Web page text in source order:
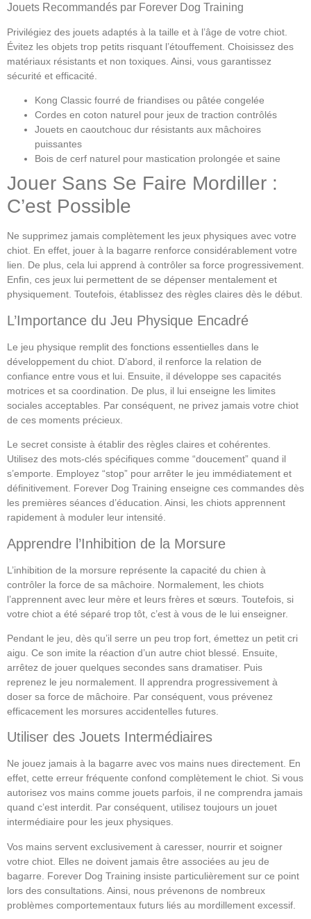
Jouets Recommandés par Forever Dog Training
Privilégiez des jouets adaptés à la taille et à l’âge de votre chiot.
Évitez les objets trop petits risquant l’étouffement. Choisissez des
matériaux résistants et non toxiques. Ainsi, vous garantissez
sécurité et efficacité.
Kong Classic fourré de friandises ou pâtée congelée
Cordes en coton naturel pour jeux de traction contrôlés
Jouets en caoutchouc dur résistants aux mâchoires
puissantes
Bois de cerf naturel pour mastication prolongée et saine
Jouer Sans Se Faire Mordiller :
C’est Possible
Ne supprimez jamais complètement les jeux physiques avec votre
chiot. En effet, jouer à la bagarre renforce considérablement votre
lien. De plus, cela lui apprend à contrôler sa force progressivement.
Enfin, ces jeux lui permettent de se dépenser mentalement et
physiquement. Toutefois, établissez des règles claires dès le début.
L’Importance du Jeu Physique Encadré
Le jeu physique remplit des fonctions essentielles dans le
développement du chiot. D’abord, il renforce la relation de
confiance entre vous et lui. Ensuite, il développe ses capacités
motrices et sa coordination. De plus, il lui enseigne les limites
sociales acceptables. Par conséquent, ne privez jamais votre chiot
de ces moments précieux.
Le secret consiste à établir des règles claires et cohérentes.
Utilisez des mots-clés spécifiques comme “doucement” quand il
s’emporte. Employez “stop” pour arrêter le jeu immédiatement et
définitivement. Forever Dog Training enseigne ces commandes dès
les premières séances d’éducation. Ainsi, les chiots apprennent
rapidement à moduler leur intensité.
Apprendre l’Inhibition de la Morsure
L’inhibition de la morsure représente la capacité du chien à
contrôler la force de sa mâchoire. Normalement, les chiots
l’apprennent avec leur mère et leurs frères et sœurs. Toutefois, si
votre chiot a été séparé trop tôt, c’est à vous de le lui enseigner.
Pendant le jeu, dès qu’il serre un peu trop fort, émettez un petit cri
aigu. Ce son imite la réaction d’un autre chiot blessé. Ensuite,
arrêtez de jouer quelques secondes sans dramatiser. Puis
reprenez le jeu normalement. Il apprendra progressivement à
doser sa force de mâchoire. Par conséquent, vous prévenez
efficacement les morsures accidentelles futures.
Utiliser des Jouets Intermédiaires
Ne jouez jamais à la bagarre avec vos mains nues directement. En
effet, cette erreur fréquente confond complètement le chiot. Si vous
autorisez vos mains comme jouets parfois, il ne comprendra jamais
quand c’est interdit. Par conséquent, utilisez toujours un jouet
intermédiaire pour les jeux physiques.
Vos mains servent exclusivement à caresser, nourrir et soigner
votre chiot. Elles ne doivent jamais être associées au jeu de
bagarre. Forever Dog Training insiste particulièrement sur ce point
lors des consultations. Ainsi, nous prévenons de nombreux
problèmes comportementaux futurs liés au mordillement excessif.